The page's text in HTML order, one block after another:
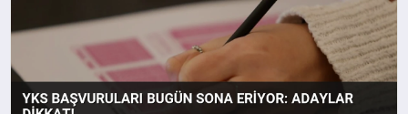
TEKNOLOJI